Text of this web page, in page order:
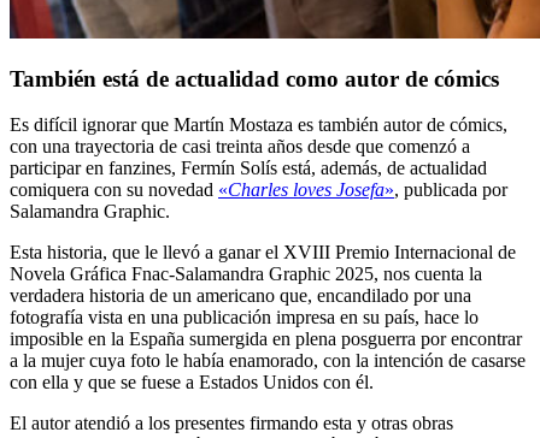
También está de actualidad como autor de cómics
Es difícil ignorar que Martín Mostaza es también autor de cómics,
con una trayectoria de casi treinta años desde que comenzó a
participar en fanzines, Fermín Solís está, además, de actualidad
comiquera con su novedad «Charles loves Josefa», publicada por
Salamandra Graphic.
Esta historia, que le llevó a ganar el XVIII Premio Internacional de
Novela Gráfica Fnac-Salamandra Graphic 2025, nos cuenta la
verdadera historia de un americano que, encandilado por una
fotografía vista en una publicación impresa en su país, hace lo
imposible en la España sumergida en plena posguerra por encontrar
a la mujer cuya foto le había enamorado, con la intención de casarse
con ella y que se fuese a Estados Unidos con él.
El autor atendió a los presentes firmando esta y otras obras